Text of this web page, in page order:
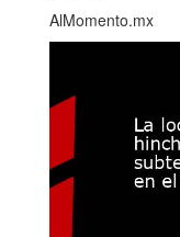
AlMomento.mx